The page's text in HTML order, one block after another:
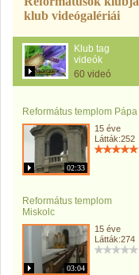
klub videógalériái
Klub tag
videók
60 videó
Református templom Pápa
02:33
15 éve
Látták:252
Református templom
Miskolc
03:04
15 éve
Látták:274